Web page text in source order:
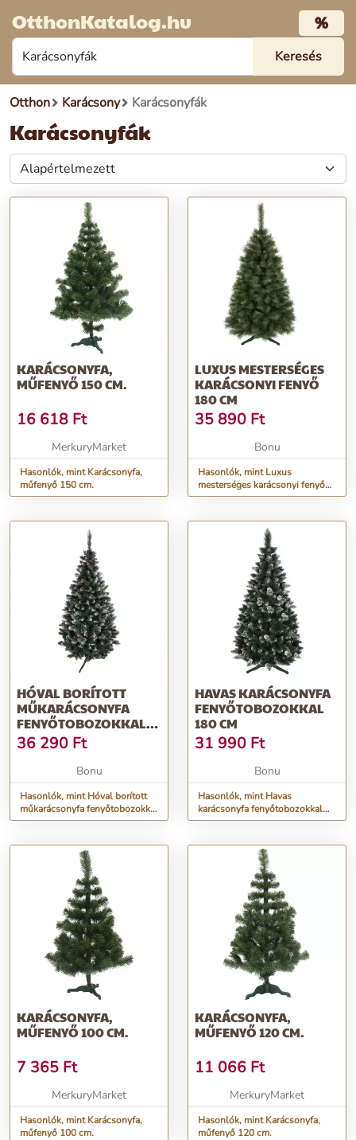
OtthonKatalog.hu %
Otthon Karácsony Karácsonyfák
Karácsonyfák
KARÁCSONYFA,
MŰFENYŐ 150 CM.
16 618 Ft
MerkuryMarket
Hasonlók, mint Karácsonyfa,
műfenyő 150 cm.
LUXUS MESTERSÉGES
KARÁCSONYI FENYŐ
180 CM
35 890 Ft
Bonu
Hasonlók, mint Luxus
mesterséges karácsonyi fenyő
180 cm
HÓVAL BORÍTOTT
MŰKARÁCSONYFA
FENYŐTOBOZOKKAL
220 CM
36 290 Ft
Bonu
Hasonlók, mint Hóval borított
műkarácsonyfa fenyőtobozokkal
220 cm
HAVAS KARÁCSONYFA
FENYŐTOBOZOKKAL
180 CM
31 990 Ft
Bonu
Hasonlók, mint Havas
karácsonyfa fenyőtobozokkal
180 cm
KARÁCSONYFA,
MŰFENYŐ 100 CM.
7 365 Ft
MerkuryMarket
Hasonlók, mint Karácsonyfa,
műfenyő 100 cm.
KARÁCSONYFA,
MŰFENYŐ 120 CM.
11 066 Ft
MerkuryMarket
Hasonlók, mint Karácsonyfa,
műfenyő 120 cm.